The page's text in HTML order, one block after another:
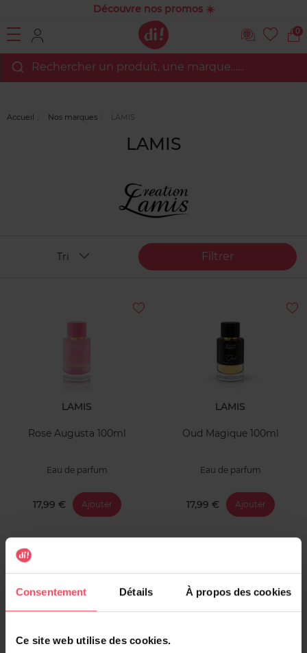
Consentement Détails À propos des cookies
Ce site web utilise des cookies.
Découvre nos promos ☀️
0
Rechercher un produit, une marque…...
Accueil Nos marques LAMIS
LAMIS
Filtrer
Tri
LAMIS
Rose Augusta 100ml
Eau de parfum
17,99 € Ajouter
LAMIS
Oud Magique 100ml
Eau de parfum
17,99 € Ajouter
LAMIS